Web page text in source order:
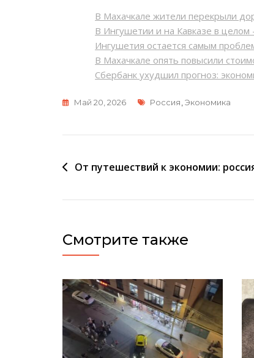
В Махачкале жители перекрыли
В Ингушетии и на Кавказе в
Ингушетия остается самым
В Махачкале опять повысили
Сбербанк ухудшил прогноз:
Май 20, 2026 Метки
Россия Экономика
Навигация
От путешествий к экономии:
Смотрите также